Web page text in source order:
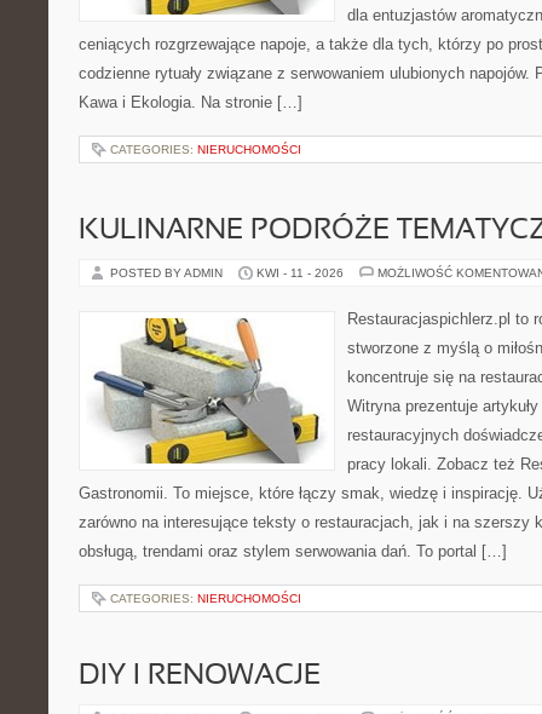
dla entuzjastów
ceniących rozgrzewające napoje, a także dla tych, którzy po
codzienne rytuały związane z serwowaniem ulubionych napojów.
Kawa i Ekologia. Na stronie […]
CATEGORIES: NIERUCHOMOŚCI
KULINARNE PODRÓŻE
POSTED BY ADMIN KWI - 11 - 2026 MOŻLIWOŚĆ
Restauracjaspichlerz.pl to
stworzone z myślą o
koncentruje się na
Witryna prezentuje
restauracyjnych
pracy lokali. Zobacz też
Gastronomii. To miejsce, które łączy smak, wiedzę i inspirację.
zarówno na interesujące teksty o restauracjach, jak i na szerszy
obsługą, trendami oraz stylem serwowania dań. To portal […]
CATEGORIES: NIERUCHOMOŚCI
DIY I RENOWACJE